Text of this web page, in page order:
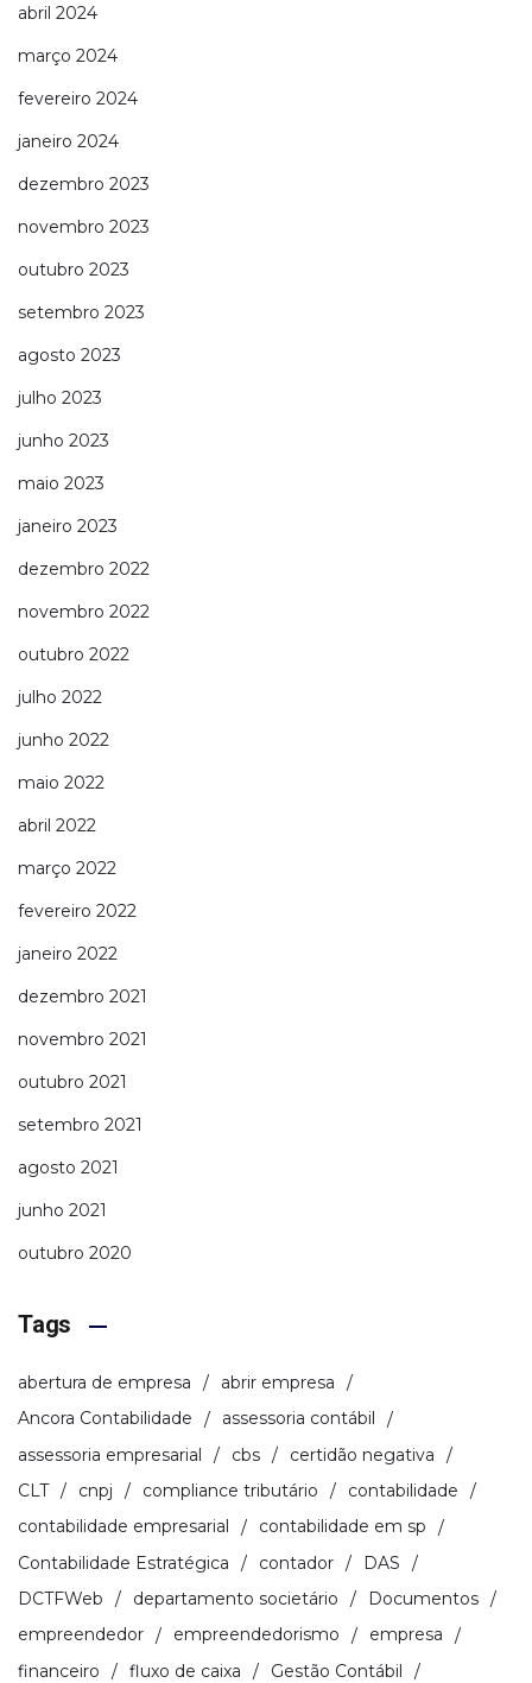
abril 2024
março 2024
fevereiro 2024
janeiro 2024
dezembro 2023
novembro 2023
outubro 2023
setembro 2023
agosto 2023
julho 2023
junho 2023
maio 2023
janeiro 2023
dezembro 2022
novembro 2022
outubro 2022
julho 2022
junho 2022
maio 2022
abril 2022
março 2022
fevereiro 2022
janeiro 2022
dezembro 2021
novembro 2021
outubro 2021
setembro 2021
agosto 2021
junho 2021
outubro 2020
Tags
abertura de empresa
abrir empresa
Ancora Contabilidade
assessoria contábil
assessoria empresarial
cbs
certidão negativa
CLT
cnpj compliance tributário
contabilidade
contabilidade empresarial
contabilidade em sp
Contabilidade Estratégica
contador
DAS
DCTFWeb
departamento societário
Documentos
empreendedor
empreendedorismo
empresa
financeiro
fluxo de caixa
Gestão Contábil